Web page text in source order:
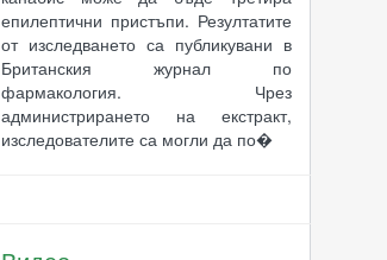
епилептични пристъпи. Резултатите
от изследването са публикувани в
Британския журнал по
фармакология. Чрез
администрирането на екстракт,
изследователите са могли да по�